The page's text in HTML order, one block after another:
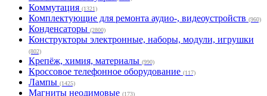
Коммутация (1321)
Комплектующие для ремонта аудио-, видеоустройств (960)
Конденсаторы (2800)
Конструкторы электронные, наборы, модули, игрушки
(802)
Крепёж, химия, материалы (990)
Кроссовое телефонное оборудование (117)
Лампы (1425)
Магниты неодимовые (173)